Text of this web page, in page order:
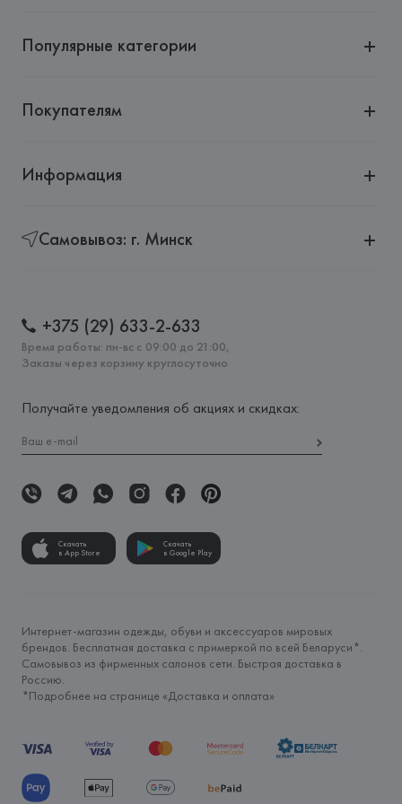
Популярные категории
Покупателям
Информация
Самовывоз: г. Минск
+375 (29) 633-2-633
Время работы: пн-вс с 09:00 до 21:00,
Заказы через корзину круглосуточно
Получайте уведомления об акциях и скидках:
Скачать
в App Store
Скачать
в Google Play
Интернет-магазин одежды, обуви и аксессуаров мировых
брендов. Бесплатная доставка с примеркой по всей Беларуси*.
Самовывоз из фирменных салонов сети. Быстрая доставка в
Россию.
*Подробнее на странице «Доставка и оплата»